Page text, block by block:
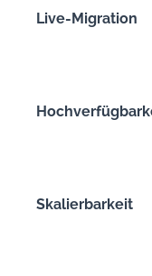
Live-Migration
Skalierbarkeit